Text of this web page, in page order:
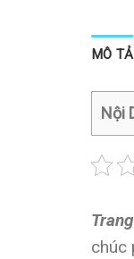
MÔ TẢ
Nội
chúc